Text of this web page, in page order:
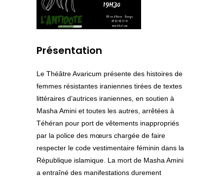
Présentation
Le Théâtre Avaricum présente des histoires de
femmes résistantes iraniennes tirées de textes
littéraires d’autrices iraniennes, en soutien à
Masha Amini et toutes les autres, arrêtées à
Téhéran pour port de vêtements inappropriés
par la police des mœurs chargée de faire
respecter le code vestimentaire féminin dans la
République islamique. La mort de Masha Amini
a entraîné des manifestations durement